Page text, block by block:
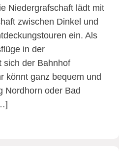
Niedergrafschaft lädt mit
zwischen Dinkel und
ein. Als
in der
sich der Bahnhof
könnt ganz bequem und
Nordhorn oder Bad